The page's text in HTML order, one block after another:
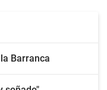
Barranca